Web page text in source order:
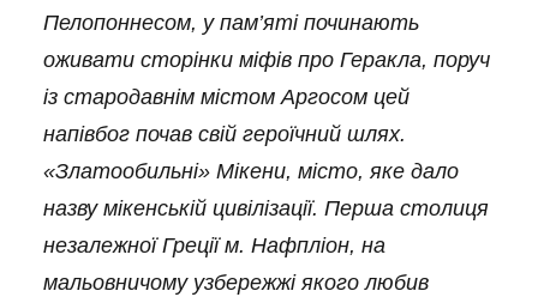
Пелопоннесом, у пам’яті починають
оживати сторінки міфів про Геракла, поруч
із стародавнім містом Аргосом цей
напівбог почав свій героїчний шлях.
«Златообильні» Мікени, місто, яке дало
назву мікенській цивілізації. Перша столиця
незалежної Греції м. Нафпліон, на
мальовничому узбережжіякого любив